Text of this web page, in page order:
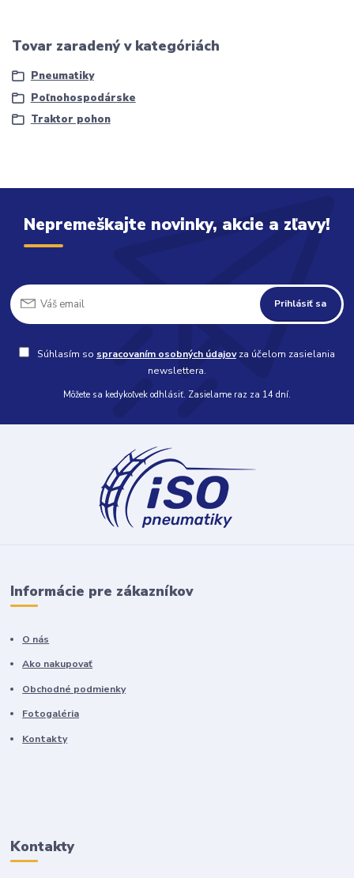
Tovar zaradený v kategóriách
Pneumatiky
Poľnohospodárske
Traktor pohon
Nepremeškajte novinky, akcie a zľavy!
Prihlásiť sa
Súhlasím so spracovaním osobných údajovza účelom zasielania
newslettera.
Môžete sa kedykoľvek odhlásiť. Zasielame raz za 14 dní.
Informácie pre zákazníkov
O nás
Ako nakupovať
Obchodné podmienky
Fotogaléria
Kontakty
Kontakty